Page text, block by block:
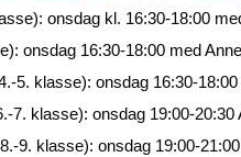
onsdag kl. 16:30-18:00
onsdag 16:30-18:00 med
5. klasse): onsdag 16:30-
7. klasse): onsdag 19:00-
9. klasse): onsdag 19:00-